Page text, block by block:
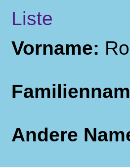
Liste
Vorname:
Andere